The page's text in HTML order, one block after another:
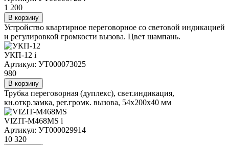
1 200
В корзину
Устройство квартирное переговорное со световой индикацией
и регулировкой громкости вызова. Цвет шампань.
УКП-12 i
Артикул: УТ000073025
980
В корзину
Трубка переговорная (дуплекс), свет.индикация,
кн.откр.замка, рег.громк. вызова, 54х200х40 мм
VIZIT-M468МS i
Артикул: УТ000029914
10 320